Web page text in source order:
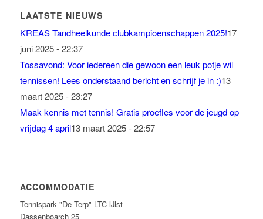
LAATSTE NIEUWS
KREAS Tandheelkunde clubkampioenschappen 2025!17
juni 2025 - 22:37
Tossavond: Voor iedereen die gewoon een leuk potje wil
tennissen! Lees onderstaand bericht en schrijf je in :)13
maart 2025 - 23:27
Maak kennis met tennis! Gratis proefles voor de jeugd op
vrijdag 4 april13 maart 2025 - 22:57
ACCOMMODATIE
Tennispark "De Terp" LTC-IJlst
Dassenboarch 25